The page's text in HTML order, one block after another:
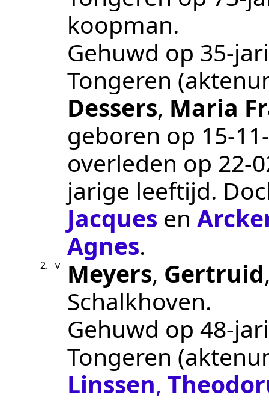
koopman.
Gehuwd op 35-
Tongeren
Dessers, Maria
geboren op
overleden op
jarige leeftijd.
Jacques en
Agnes.
2. v Meyers, Gertruid
Schalkhoven.
Gehuwd op 48-
Tongeren
Linssen,